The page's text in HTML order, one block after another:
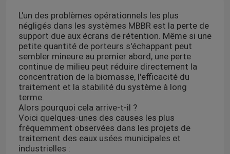
L'un des problèmes opérationnels les plus
négligés dans les systèmes MBBR est la perte de
support due aux écrans de rétention. Même si une
petite quantité de porteurs s'échappant peut
sembler mineure au premier abord, une perte
continue de milieu peut réduire directement la
concentration de la biomasse, l'efficacité du
traitement et la stabilité du système à long
terme.
Alors pourquoi cela arrive-t-il ?
Voici quelques-unes des causes les plus
fréquemment observées dans les projets de
traitement des eaux usées municipales et
industrielles :